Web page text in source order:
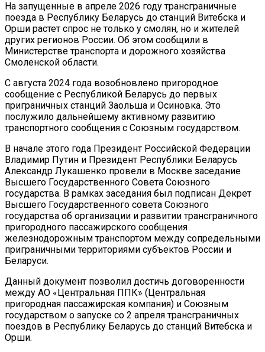
На запущенные в апреле 2026 году трансграничные
поезда в Республику Беларусь до станций Витебска и
Орши растет спрос не только у смолян, но и жителей
других регионов России. Об этом сообщили в
Министерстве транспорта и дорожного хозяйства
Смоленской области.
С августа 2024 года возобновлено пригородное
сообщение с Республикой Беларусь до первых
приграничных станций Заольша и Осиновка. Это
послужило дальнейшему активному развитию
транспортного сообщения с Союзным государством.
В начале этого года Президент Российской Федерации
Владимир Путин и Президент Республики Беларусь
Александр Лукашенко провели в Москве заседание
Высшего Государственного Совета Союзного
государства. В рамках заседания был подписан Декрет
Высшего Государственного совета Союзного
государства об организации и развитии трансграничного
пригородного пассажирского сообщения
железнодорожным транспортом между сопредельными
приграничными территориями субъектов России и
Беларуси.
Данный документ позволил достичь договоренности
между АО «Центральная ППК» (Центральная
пригородная пассажирская компания) и Союзным
государством о запуске со 2 апреля трансграничных
поездов в Республику Беларусь до станций Витебска и
Орши.